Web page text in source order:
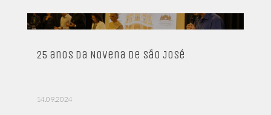
25 anos da Novena de São José
14.09.2024